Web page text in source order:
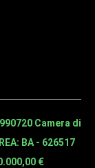
Camera di
BA - 626517
€